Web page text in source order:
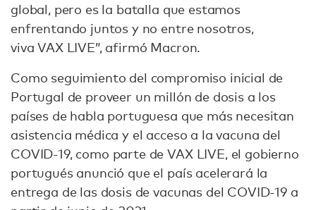
global, pero es la batalla que estamos
enfrentando juntos y no entre nosotros,
viva VAX LIVE”, afirmó Macron.
Como seguimiento del compromiso inicial de
Portugal de proveer un millón de dosis a los
países de habla portuguesa que más necesitan
asistencia médica y el acceso a la vacuna del
COVID-19, como parte de VAX LIVE, el gobierno
portugués anunció que el país acelerará la
entrega de las dosis de vacunas del COVID-19 a